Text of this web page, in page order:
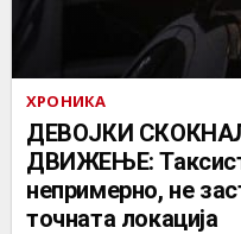
ХРОНИКА
ДЕВОЈКИ
ДВИЖЕЊЕ:
непримерно, не
точната локација